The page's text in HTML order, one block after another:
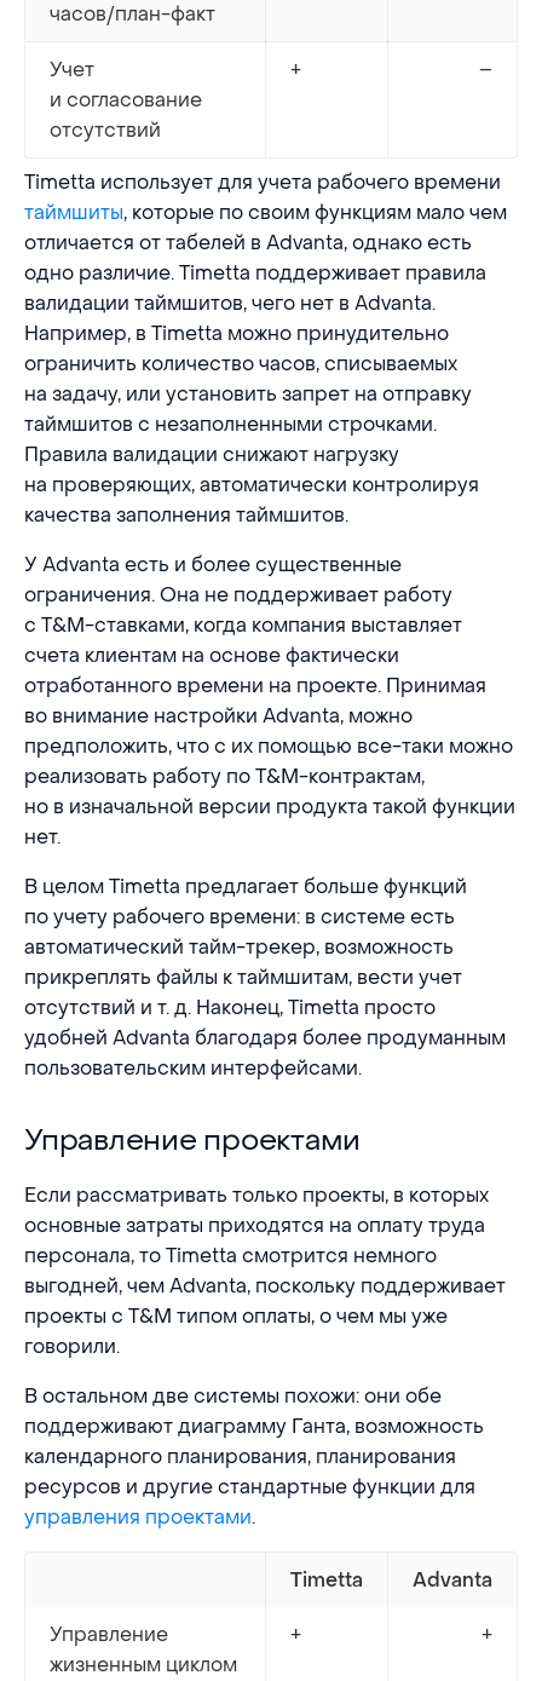
часов/план-факт
Учет
и согласование
отсутствий
+ –
Timetta использует для учета рабочего времени
таймшиты, которые по своим функциям мало чем
отличается от табелей в Advanta, однако есть
одно различие. Timetta поддерживает правила
валидации таймшитов, чего нет в Advanta.
Например, в Timetta можно принудительно
ограничить количество часов, списываемых
на задачу, или установить запрет на отправку
таймшитов с незаполненными строчками.
Правила валидации снижают нагрузку
на проверяющих, автоматически контролируя
качества заполнения таймшитов.
У Advanta есть и более существенные
ограничения. Она не поддерживает работу
с T&M-ставками, когда компания выставляет
счета клиентам на основе фактически
отработанного времени на проекте. Принимая
во внимание настройки Advanta, можно
предположить, что с их помощью все-таки можно
реализовать работу по T&M-контрактам,
но в изначальной версии продукта такой функции
нет.
В целом Timetta предлагает больше функций
по учету рабочего времени: в системе есть
автоматический тайм-трекер, возможность
прикреплять файлы к таймшитам, вести учет
отсутствий и т. д. Наконец, Timetta просто
удобней Advanta благодаря более продуманным
пользовательским интерфейсами.
Управление проектами
Управление проектами
Если рассматривать только проекты, в которых
основные затраты приходятся на оплату труда
персонала, то Timetta смотрится немного
выгодней, чем Advanta, поскольку поддерживает
проекты с T&M типом оплаты, о чем мы уже
говорили.
В остальном две системы похожи: они обе
поддерживают диаграмму Ганта, возможность
календарного планирования, планирования
ресурсов и другие стандартные функции для
управления проектами.
Timetta Advanta
Управление
жизненным циклом
+ +